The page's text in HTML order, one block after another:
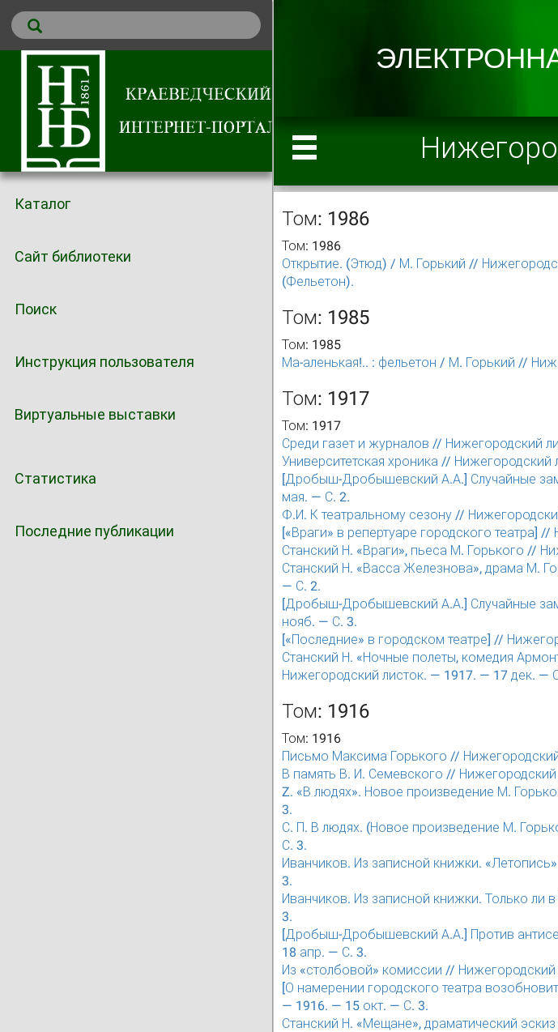
Каталог
Сайт библиотеки
Поиск
Инструкция пользователя
Виртуальные выставки
Статистика
Последние публикации
Том: 1986
Том: 1986
Открытие. (Этюд) / М. Горький //
(Фельетон).
Том: 1985
Том: 1985
Ма-аленькая!.. : фельетон / М. Горький //
Том: 1917
Том: 1917
Среди газет и журналов // Нижегородский
Университетская хроника //
[Дробыш-Дробышевский А.А.] Случайные
мая. — С. 2.
Ф.И. К театральному сезону //
[«Враги» в репертуаре городского театра]
Станский Н. «Враги», пьеса М. Горького //
Станский Н. «Васса Железнова», драма М.
— С. 2.
[Дробыш-Дробышевский А.А.] Случайные
нояб. — С. 3.
[«Последние» в городском театре] //
Станский Н. «Ночные полеты, комедия
Нижегородский листок. — 1917. — 17 дек. —
Том: 1916
Том: 1916
Письмо Максима Горького //
В память В. И. Семевского //
Z. «В людях». Новое произведение М.
3.
С. П. В людях. (Новое произведение М.
С. 3.
Иванчиков. Из записной книжки.
3.
Иванчиков. Из записной книжки. Только
3.
[Дробыш-Дробышевский А.А.] Против
18 апр. — С. 3.
Из «столбовой» комиссии //
[О намерении городского театра
— 1916. — 15 окт. — С. 3.
Станский Н. «Мещане», драматический